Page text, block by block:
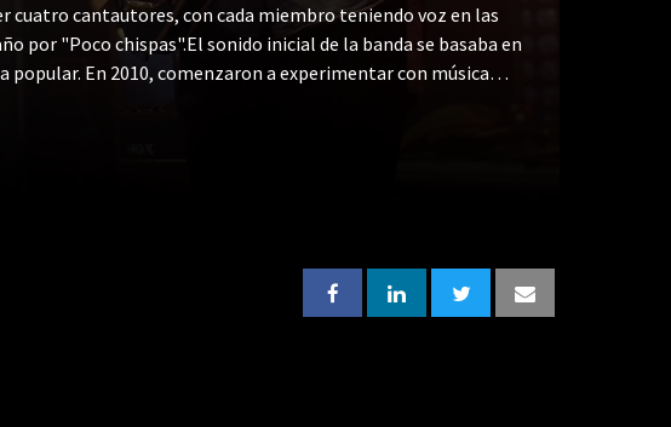
cuatro cantautores, con cada miembro teniendo voz en las
por "Poco chispas".El sonido inicial de la banda se basaba en
En 2010, comenzaron a experimentar con música
puede hacer sonido de 2009, chispas pequeñas 2012, álbum